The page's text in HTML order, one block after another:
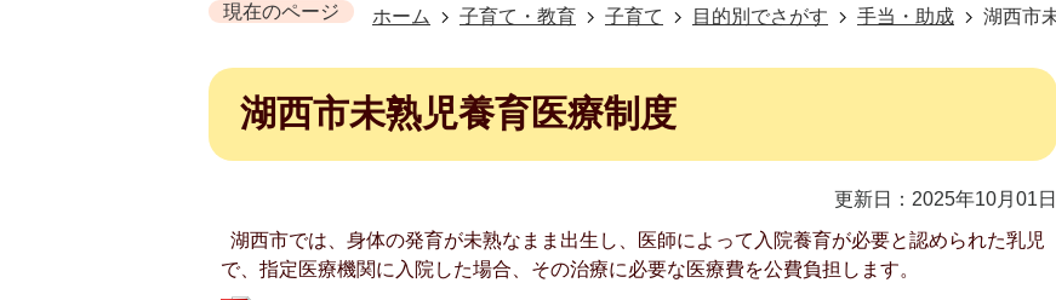
現在のページ ホーム 子育て・教育 子育て 目的別でさがす 手当・助成 湖西市
湖西市未熟児養育医療制度
更新日：2025年10月01日
湖西市では、身体の発育が未熟なまま出生し、医師によって入院養育が必要と認められた乳児
で、指定医療機関に入院した場合、その治療に必要な医療費を公費負担します。